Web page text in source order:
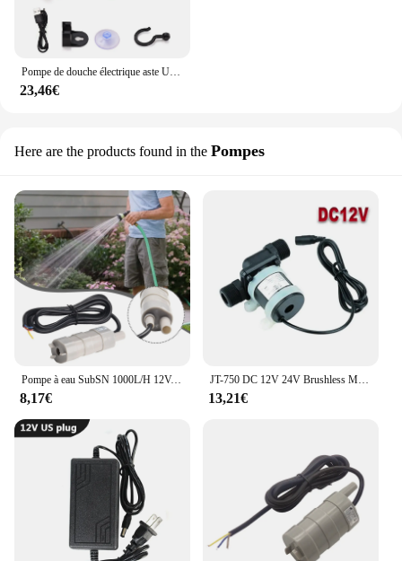
Pompe de douche électrique aste USB, portable, camping, extérieur, lavage de voiture, jardinage, livres pour animaux de compagnie
23,46€
Here are the products found in the Pompes
Pompe à eau SubSN 1000L/H 12V, 1 pièce, pour arroseur de jardin, pelouse, douche, Hurhome, sécuritaires, pompe de puits profond
8,17€
JT-750 DC 12V 24V Brushless Moteur Solaire Pompe À Eau Chauffe-Eau Douche Sol Chauffage Booster Pompe Micro SubSN Pompe À Eau
13,21€